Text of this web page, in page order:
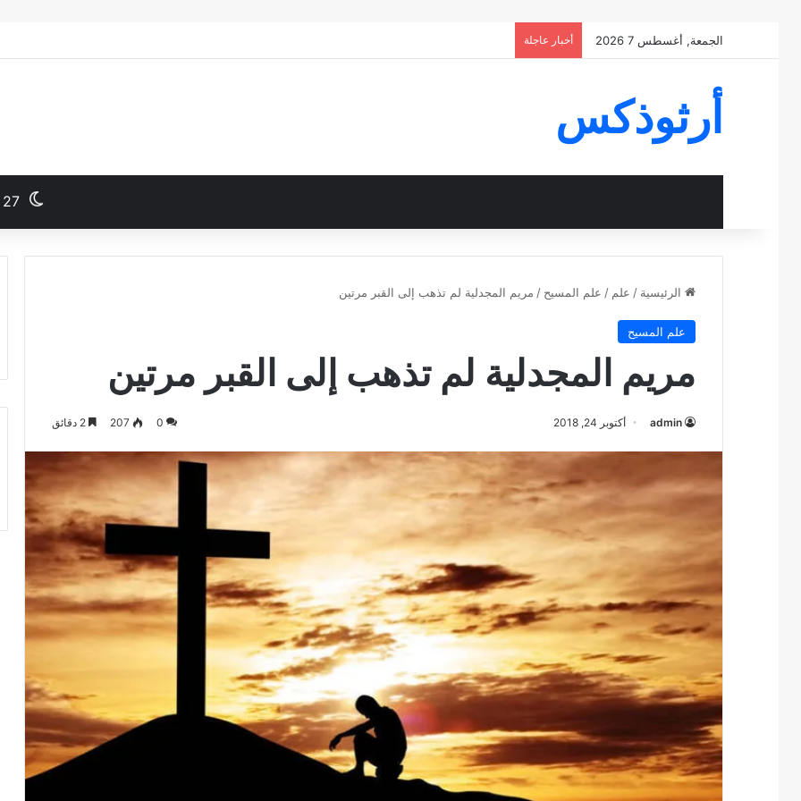
الجمعة, أغسطس 7 2026 أخبار عاجلة
أرثوذكس
27
الرئيسية / علم / علم المسيح / مريم المجدلية لم تذهب إلى القبر مرتين
علم المسيح
مريم المجدلية لم تذهب إلى القبر مرتين
admin أكتوبر 24, 2018 0
207